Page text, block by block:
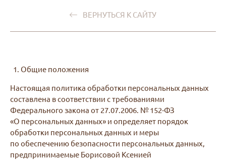
ВЕРНУТЬСЯ К САЙТУ
1. Общие положения
Настоящая политика обработки персональных данных
составлена в соответствии с требованиями
Федерального закона от 27.07.2006. № 152-ФЗ
«О персональных данных» и определяет порядок
обработки персональных данных и меры
по обеспечению безопасности персональных данных,
предпринимаемые Борисовой Ксенией